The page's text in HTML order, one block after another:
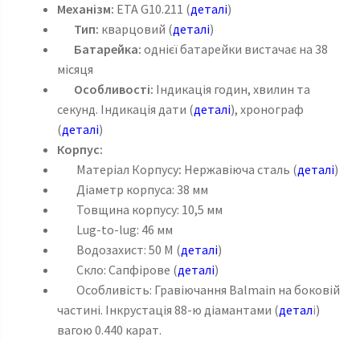
Механізм: ETA G10.211 (деталі)
Тип: кварцовий (деталі)
Батарейка: однієї батарейки вистачає на 38
місяця
Особливості: Індикація годин, хвилин та
секунд. Індикація дати (деталі), хронограф
(деталі)
Корпус:
Матеріал Корпусу: Нержавіюча сталь (деталі)
Діаметр корпуса: 38 мм
Товщина корпусу: 10,5 мм
Lug-to-lug: 46 мм
Водозахист: 50 M (деталі)
Скло: Сапфірове (деталі)
Особливість: Гравіючання Balmain на боковій
частині. Інкрустація 88-ю діамантами (деталі)
вагою 0.440 карат.